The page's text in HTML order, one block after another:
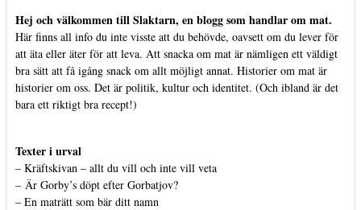
Hej och välkommen till Slaktarn, en blogg som handlar om mat.
Här finns all info du inte visste att du behövde, oavsett om du lever för
att äta eller äter för att leva. Att snacka om mat är nämligen ett väldigt
bra sätt att få igång snack om allt möjligt annat. Historier om mat är
historier om oss. Det är politik, kultur och identitet. (Och ibland är det
bara ett riktigt bra recept!)
Texter i urval
– Kräftskivan – allt du vill och inte vill veta
– Är Gorby’s döpt efter Gorbatjov?
– En maträtt som bär ditt namn